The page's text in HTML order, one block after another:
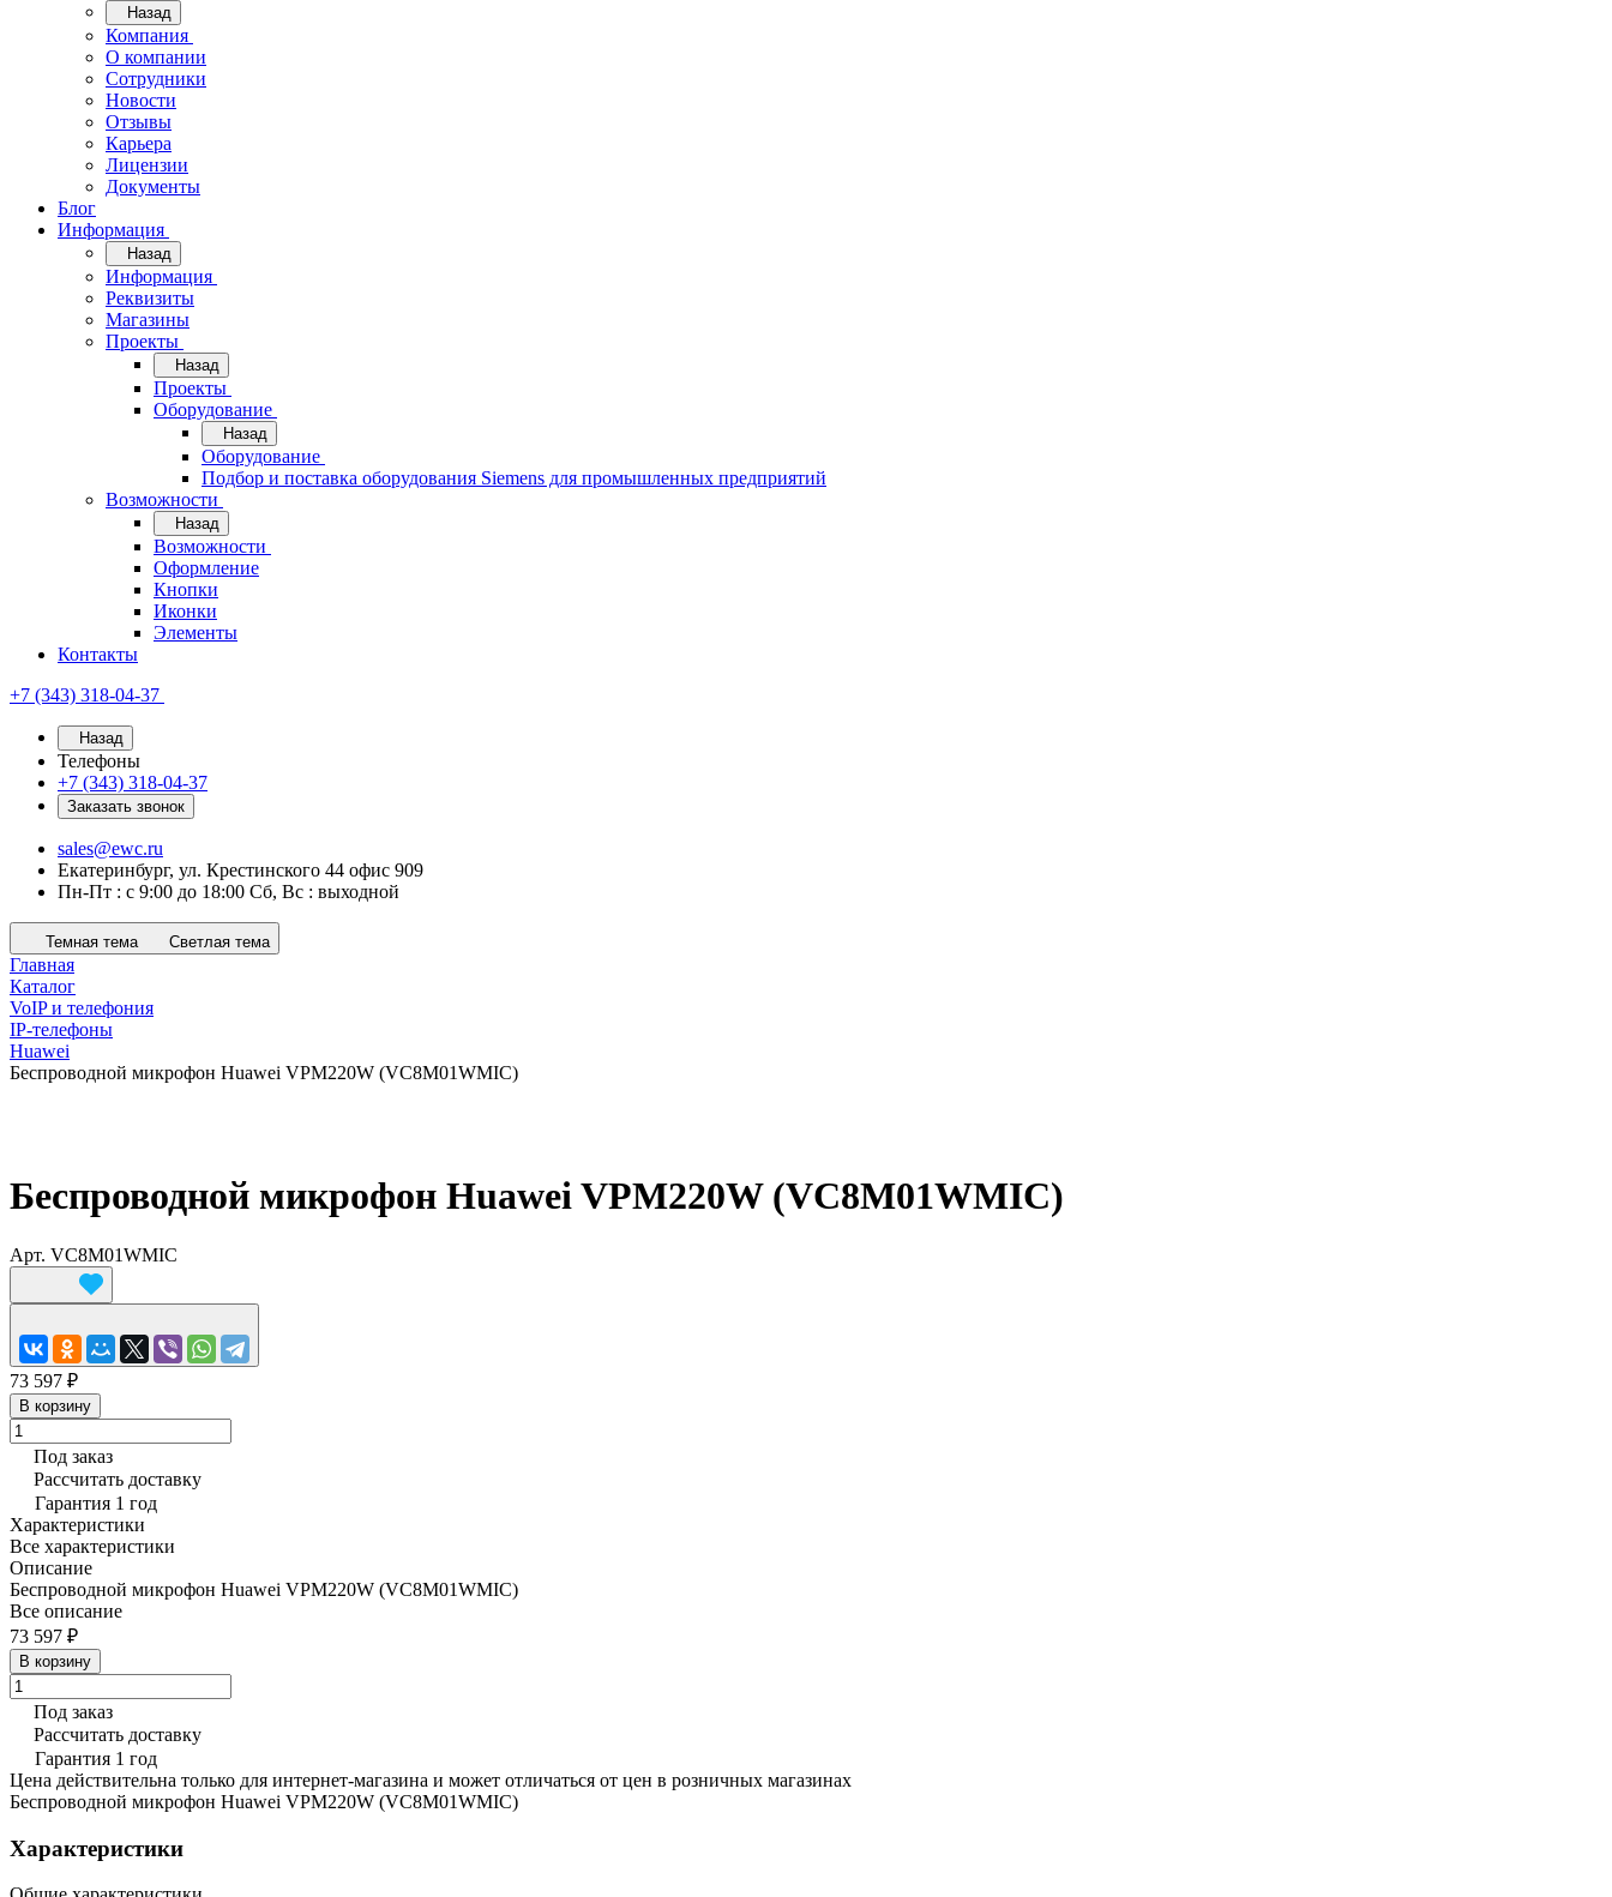
Назад
Компания
О компании
Сотрудники
Новости
Отзывы
Карьера
Лицензии
Документы
Блог
Информация
Назад
Информация
Реквизиты
Магазины
Проекты
Назад
Проекты
Оборудование
Назад
Оборудование
Подбор и поставка оборудования Siemens для промышленных предприятий
Возможности
Назад
Возможности
Оформление
Кнопки
Иконки
Элементы
Контакты
+7 (343) 318-04-37
Назад
Телефоны
+7 (343) 318-04-37
Заказать звонок
sales@ewc.ru
Екатеринбург, ул. Крестинского 44 офис 909
Пн-Пт : с 9:00 до 18:00 Сб, Вс : выходной
Темная тема Светлая тема
Главная
Каталог
VoIP и телефония
IP-телефоны
Huawei
Беспроводной микрофон Huawei VPM220W (VC8M01WMIC)
Беспроводной микрофон Huawei VPM220W (VC8M01WMIC)
Арт. VC8M01WMIC
73 597 ₽
В корзину
Под заказ
Рассчитать доставку
Гарантия 1 год
Характеристики
Все характеристики
Описание
Беспроводной микрофон Huawei VPM220W (VC8M01WMIC)
Все описание
73 597 ₽
В корзину
Под заказ
Рассчитать доставку
Гарантия 1 год
Цена действительна только для интернет-магазина и может отличаться от цен в розничных магазинах
Беспроводной микрофон Huawei VPM220W (VC8M01WMIC)
Характеристики